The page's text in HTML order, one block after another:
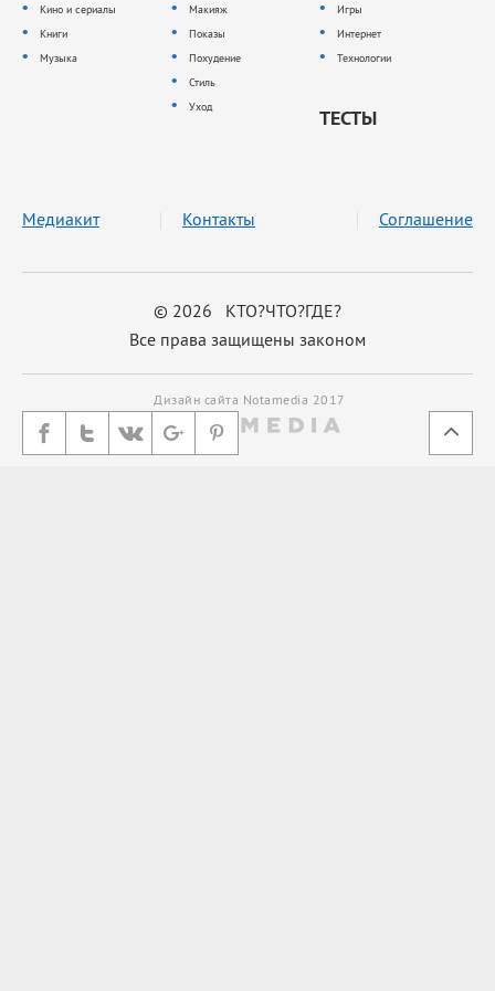
Кино и сериалы
Книги
Музыка
Макияж
Показы
Похудение
Стиль
Уход
Игры
Интернет
Технологии
ТЕСТЫ
© 2026 КТО?ЧТО?ГДЕ?
Все права защищены законом
Медиакит Контакты Соглашение
Дизайн сайта Notamedia 2017